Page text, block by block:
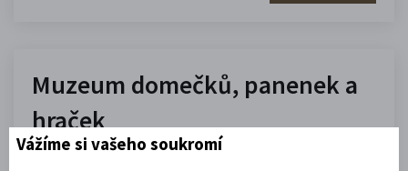
Muzeum domečků, panenek a
hraček
Vážíme si vašeho soukromí